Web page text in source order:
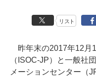
リスト
昨年末の2017年12月
（ISOC-JP）と一般社
メーションセンター（